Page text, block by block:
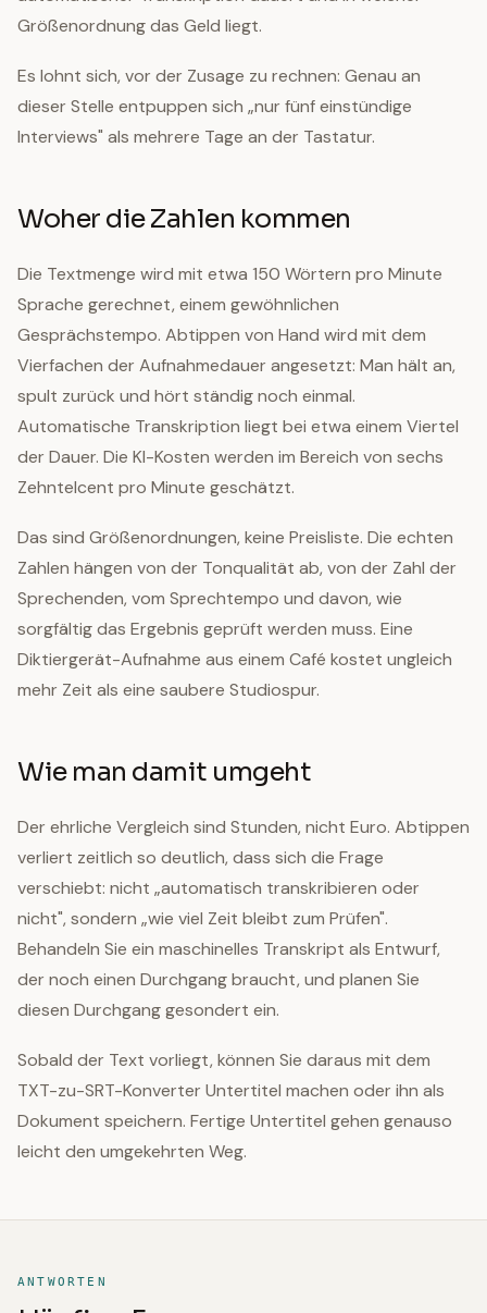
Größenordnung das Geld liegt.
Es lohnt sich, vor der Zusage zu rechnen: Genau an
dieser Stelle entpuppen sich „nur fünf einstündige
Interviews" als mehrere Tage an der Tastatur.
Woher die Zahlen kommen
Die Textmenge wird mit etwa 150 Wörtern pro Minute
Sprache gerechnet, einem gewöhnlichen
Gesprächstempo. Abtippen von Hand wird mit dem
Vierfachen der Aufnahmedauer angesetzt: Man hält an,
spult zurück und hört ständig noch einmal.
Automatische Transkription liegt bei etwa einem Viertel
der Dauer. Die KI-Kosten werden im Bereich von sechs
Zehntelcent pro Minute geschätzt.
Das sind Größenordnungen, keine Preisliste. Die echten
Zahlen hängen von der Tonqualität ab, von der Zahl der
Sprechenden, vom Sprechtempo und davon, wie
sorgfältig das Ergebnis geprüft werden muss. Eine
Diktiergerät-Aufnahme aus einem Café kostet ungleich
mehr Zeit als eine saubere Studiospur.
Wie man damit umgeht
Der ehrliche Vergleich sind Stunden, nicht Euro. Abtippen
verliert zeitlich so deutlich, dass sich die Frage
verschiebt: nicht „automatisch transkribieren oder
nicht", sondern „wie viel Zeit bleibt zum Prüfen".
Behandeln Sie ein maschinelles Transkript als Entwurf,
der noch einen Durchgang braucht, und planen Sie
diesen Durchgang gesondert ein.
Sobald der Text vorliegt, können Sie daraus mit dem
TXT-zu-SRT-Konverter Untertitel machen oder ihn als
Dokument speichern. Fertige Untertitel gehen genauso
leicht den umgekehrten Weg.
ANTWORTEN